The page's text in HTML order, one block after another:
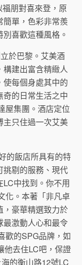
朋對喜來登，原
單，色彩非常羨
喜歡這種風格。
於巴黎。艾美酒
建出富含精緻人
每個身處其中的
的日常生活之中
屋集團。酒店定位
主只住過一次艾美
的飯店所具有的特
剔的服務、現代
中找到。你不用
化。本著「非凡卓
，豪華精選致力於
激動人心和最令
歡的SPG品牌，如
他去住LC吧，保證
的衡山路12號LC